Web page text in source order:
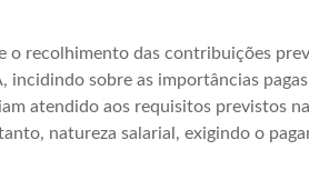
o recolhimento das contribuições
incidindo sobre as importâncias
atendido aos requisitos previstos
natureza salarial, exigindo o